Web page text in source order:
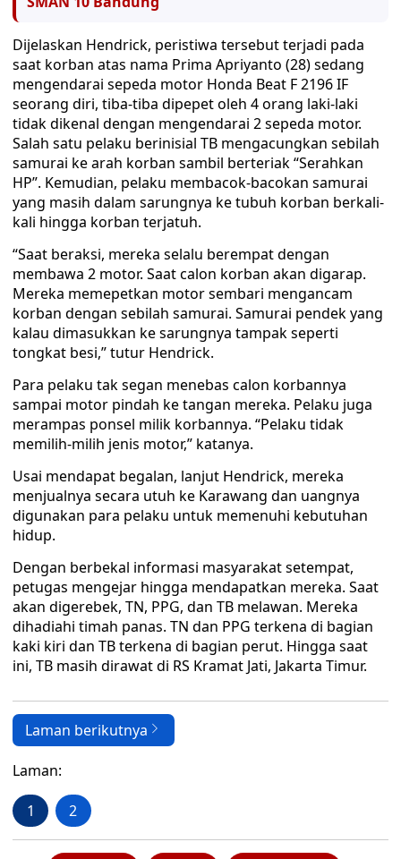
Dijelaskan Hendrick, peristiwa tersebut terjadi pada
saat korban atas nama Prima Apriyanto (28) sedang
mengendarai sepeda motor Honda Beat F 2196 IF
seorang diri, tiba-tiba dipepet oleh 4 orang laki-laki
tidak dikenal dengan mengendarai 2 sepeda motor.
Salah satu pelaku berinisial TB mengacungkan sebilah
samurai ke arah korban sambil berteriak “Serahkan
HP”. Kemudian, pelaku membacok-bacokan samurai
yang masih dalam sarungnya ke tubuh korban berkali-
kali hingga korban terjatuh.
“Saat beraksi, mereka selalu berempat dengan
membawa 2 motor. Saat calon korban akan digarap.
Mereka memepetkan motor sembari mengancam
korban dengan sebilah samurai. Samurai pendek yang
kalau dimasukkan ke sarungnya tampak seperti
tongkat besi,” tutur Hendrick.
Para pelaku tak segan menebas calon korbannya
sampai motor pindah ke tangan mereka. Pelaku juga
merampas ponsel milik korbannya. “Pelaku tidak
memilih-milih jenis motor,” katanya.
Usai mendapat begalan, lanjut Hendrick, mereka
menjualnya secara utuh ke Karawang dan uangnya
digunakan para pelaku untuk memenuhi kebutuhan
hidup.
Dengan berbekal informasi masyarakat setempat,
petugas mengejar hingga mendapatkan mereka. Saat
akan digerebek, TN, PPG, dan TB melawan. Mereka
dihadiahi timah panas. TN dan PPG terkena di bagian
kaki kiri dan TB terkena di bagian perut. Hingga saat
ini, TB masih dirawat di RS Kramat Jati, Jakarta Timur.
Laman berikutnya
Laman:
1 2